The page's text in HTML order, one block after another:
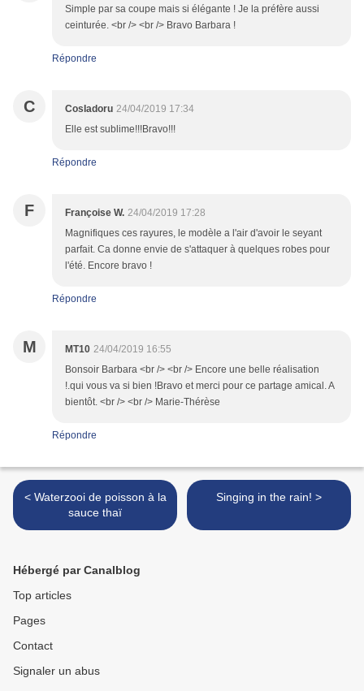
Simple par sa coupe mais si élégante ! Je la préfère aussi
ceinturée. <br /> <br /> Bravo Barbara !
Répondre
C CosIadoru 24/04/2019 17:34
Elle est sublime!!!Bravo!!!
Répondre
F Françoise W. 24/04/2019 17:28
Magnifiques ces rayures, le modèle a l'air d'avoir le seyant
parfait. Ca donne envie de s'attaquer à quelques robes pour
l'été. Encore bravo !
Répondre
M MT10 24/04/2019 16:55
Bonsoir Barbara <br /> <br /> Encore une belle réalisation
!.qui vous va si bien !Bravo et merci pour ce partage amical. A
bientôt. <br /> <br /> Marie-Thérèse
Répondre
< Waterzooi de poisson à la
sauce thaï
Singing in the rain! >
Hébergé par Canalblog
Top articles
Pages
Contact
Signaler un abus